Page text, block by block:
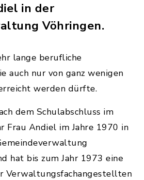
in der
Vöhringen.
lange berufliche
auch nur von ganz wenigen
werden dürfte.
dem Schulabschluss im
Frau Andiel im Jahre 1970 in
hat bis zum Jahr 1973 eine
Verwaltungsfachangestellten